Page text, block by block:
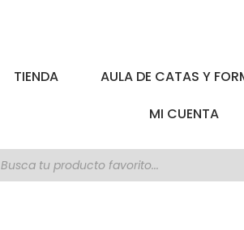
TIENDA AULA DE CATAS Y
MI CUENTA